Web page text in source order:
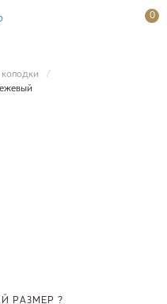
0
РАЗМЕР ?